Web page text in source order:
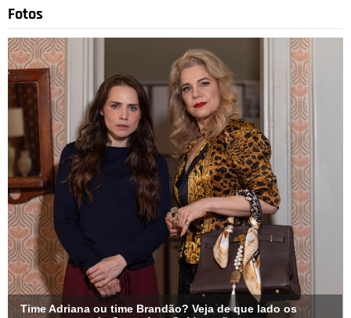
Fotos
Time Adriana ou time Brandão? Veja de que lado os